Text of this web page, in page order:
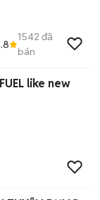
1542 đã
bán
like new